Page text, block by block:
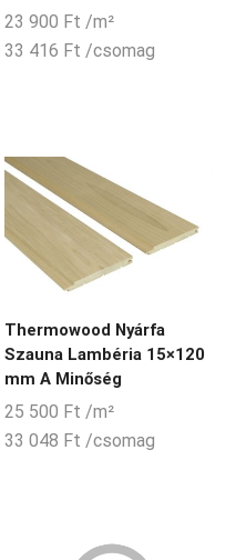
23 900 Ft /m²
33 416 Ft /csomag
Thermowood Nyárfa
Szauna Lambéria 15×120
mm A Minőség
25 500 Ft /m²
33 048 Ft /csomag